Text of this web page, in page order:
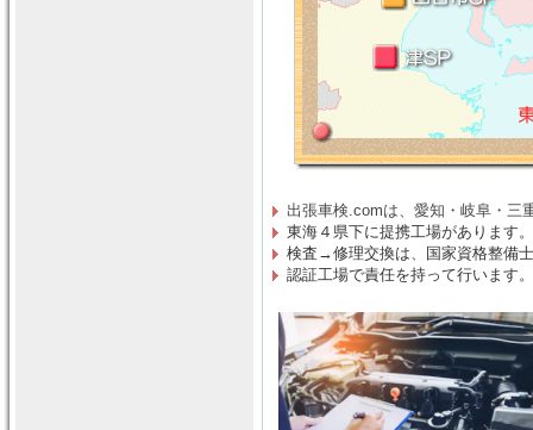
出張車検.comは、 愛知・岐阜・三
東海４県下に提携工場があります。
検査→修理交換は、
国家資格整備
認証工場で責任を持って行います。